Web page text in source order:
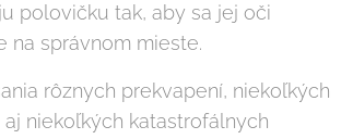
polovičku tak, aby sa jej oči
na správnom mieste.
rôznych prekvapení, niekoľkých
niekoľkých katastrofálnych